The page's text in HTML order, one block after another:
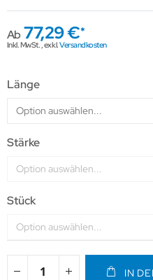
Ab 77,29 €
Inkl. MwSt.,exkl.Versandkosten
Länge
Stärke
Stück
IN